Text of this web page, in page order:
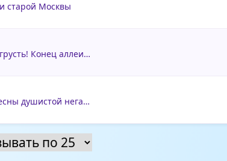
старой Москвы
Конец аллеи…
душистой нега…